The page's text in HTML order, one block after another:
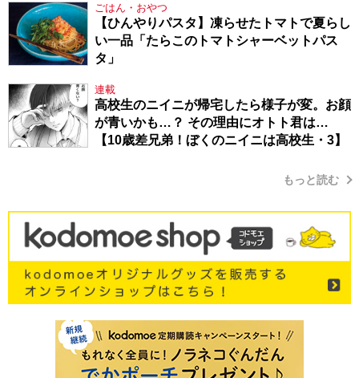
ごはん・おやつ
【ひんやりパスタ】凍らせたトマトで夏らし
い一品「たらこのトマトシャーベットパス
タ」
連載
高校生のニイニが帰宅したら様子が変。お顔
が青いかも…？ その理由にオトト君は…
【10歳差兄弟！ぼくのニイニは高校生・3】
もっと読む